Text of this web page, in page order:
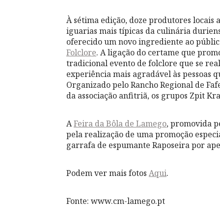
À sétima edição, doze produtores
iguarias mais típicas da culinária durien
oferecido um novo ingrediente ao
Folclore. A ligação do certame que
tradicional evento de folclore que se
experiência mais agradável às pessoas
Organizado pelo Rancho Regional de
da associação anfitriã, os grupos Zpit
AFeira da Bôla de Lamego, promovida
pela realização de uma promoção
garrafa de espumante Raposeira por
Podem ver mais fotos Aqui.
Fonte: www.cm-lamego.pt